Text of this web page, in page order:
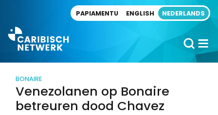
PAPIAMENTU ENGLISH NEDERLANDS
BONAIRE
Venezolanen op Bonaire
betreuren dood Chavez